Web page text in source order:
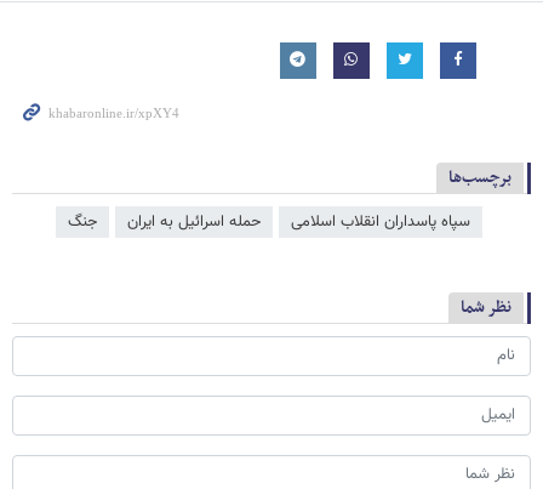
برچسب‌ها
سپاه پاسداران انقلاب اسلامی حمله اسرائیل به ایران جنگ
نظر شما